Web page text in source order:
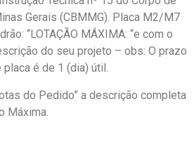
Gerais (CBMMG). Placa M2/M7
“LOTAÇÃO MÁXIMA: “e com o
do seu projeto – obs: O prazo
é de 1 (dia) útil.
do Pedido” a descrição completa
Máxima.